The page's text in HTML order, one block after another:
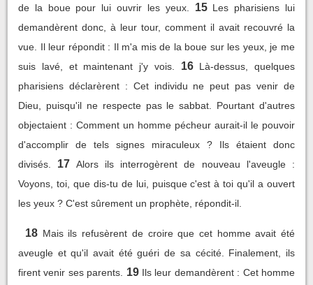
de la boue pour lui ouvrir les yeux.
15 Les pharisiens lui
demandèrent donc, à leur tour, comment il avait recouvré la
vue. Il leur répondit : Il m'a mis de la boue sur les yeux, je me
suis lavé, et maintenant j'y vois.
16 Là-dessus, quelques
pharisiens déclarèrent : Cet individu ne peut pas venir de
Dieu, puisqu'il ne respecte pas le sabbat. Pourtant d'autres
objectaient : Comment un homme pécheur aurait-il le pouvoir
d'accomplir de tels signes miraculeux ? Ils étaient donc
divisés.
17 Alors ils interrogèrent de nouveau l'aveugle :
Voyons, toi, que dis-tu de lui, puisque c'est à toi qu'il a ouvert
les yeux ? C'est sûrement un prophète, répondit-il.
18 Mais ils refusèrent de croire que cet homme avait été
aveugle et qu'il avait été guéri de sa cécité. Finalement, ils
firent venir ses parents.
19 Ils leur demandèrent : Cet homme